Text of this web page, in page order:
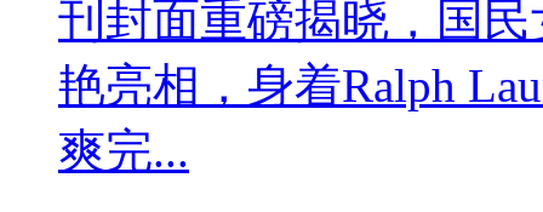
刊封面重磅揭晓，国
艳亮相，身着Ralph
爽完...